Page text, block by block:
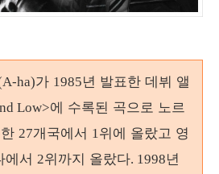
ha)가 1985년 발표한 데뷔 앨
Low>에 수록된 곡으로 노르
27개국에서 1 위에 올랐고 영
에서 2위까지 올랐다. 1998년